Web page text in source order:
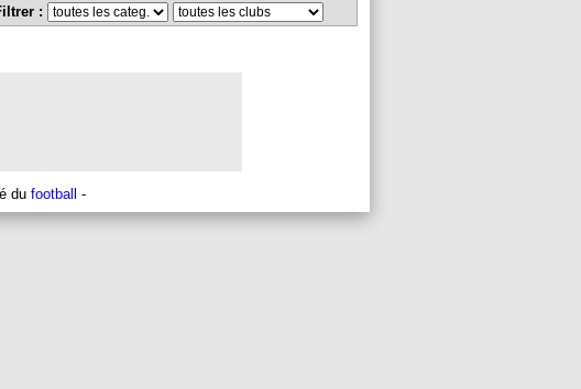
Liste des brèves du lun. 3 juillet 2023
:
du football -